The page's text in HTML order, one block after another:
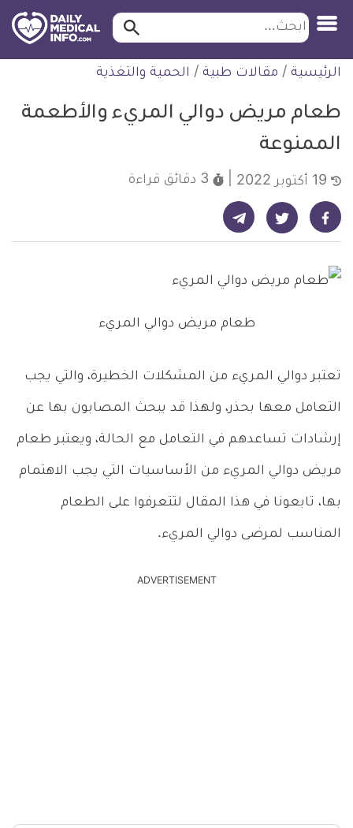
التخطي
للمحتوى
طبية
ابحث ابحث…
الرئيسية / مقالات طبية / الحمية والتغذية
طعام مريض دوالي المريء والأطعمة
الممنوعة
3 دقائق قراءة
شارك على فيسبوك - ديلي ميديكال انفو شارك على تويتر - ديلي ميديكال انفو شارك على تيليجرام - ديلي ميديكال انفو
طعام مريض دوالي المريء
تعتبر دوالي المريء من المشكلات الخطيرة، والتي يجب
التعامل معها بحذر، ولهذا قد يبحث المصابون بها عن
إرشادات تساعدهم في التعامل مع الحالة، ويعتبر طعام
مريض دوالي المريء من الأساسيات التي يجب الاهتمام
بها، تابعونا في هذا المقال لتتعرفوا على الطعام
المناسب لمرضى دوالي المريء.
ADVERTISEMENT